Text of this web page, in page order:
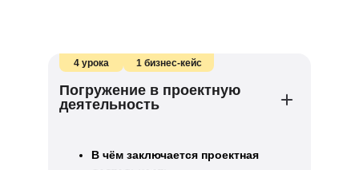
4 урока 1 бизнес-кейс
Погружение в проектную
деятельность
В чём заключается проектная